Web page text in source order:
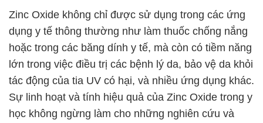
Zinc Oxide không chỉ được sử dụng trong các ứng
dụng y tế thông thường như làm thuốc chống nắng
hoặc trong các băng dính y tế, mà còn có tiềm năng
lớn trong việc điều trị các bệnh lý da, bảo vệ da khỏi
tác động của tia UV có hại, và nhiều ứng dụng khác.
Sự linh hoạt và tính hiệu quả của Zinc Oxide trong y
học không ngừng làm cho những nghiên cứu và